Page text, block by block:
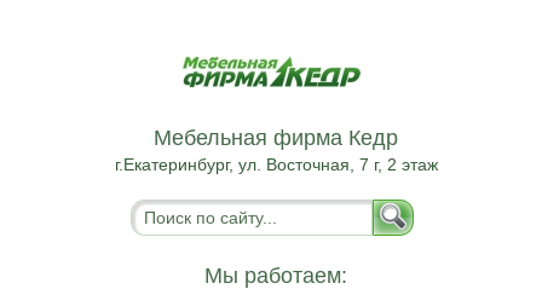
Мебельная фирма Кедр
г.Екатеринбург, ул. Восточная, 7 г, 2 этаж
Мы работаем: